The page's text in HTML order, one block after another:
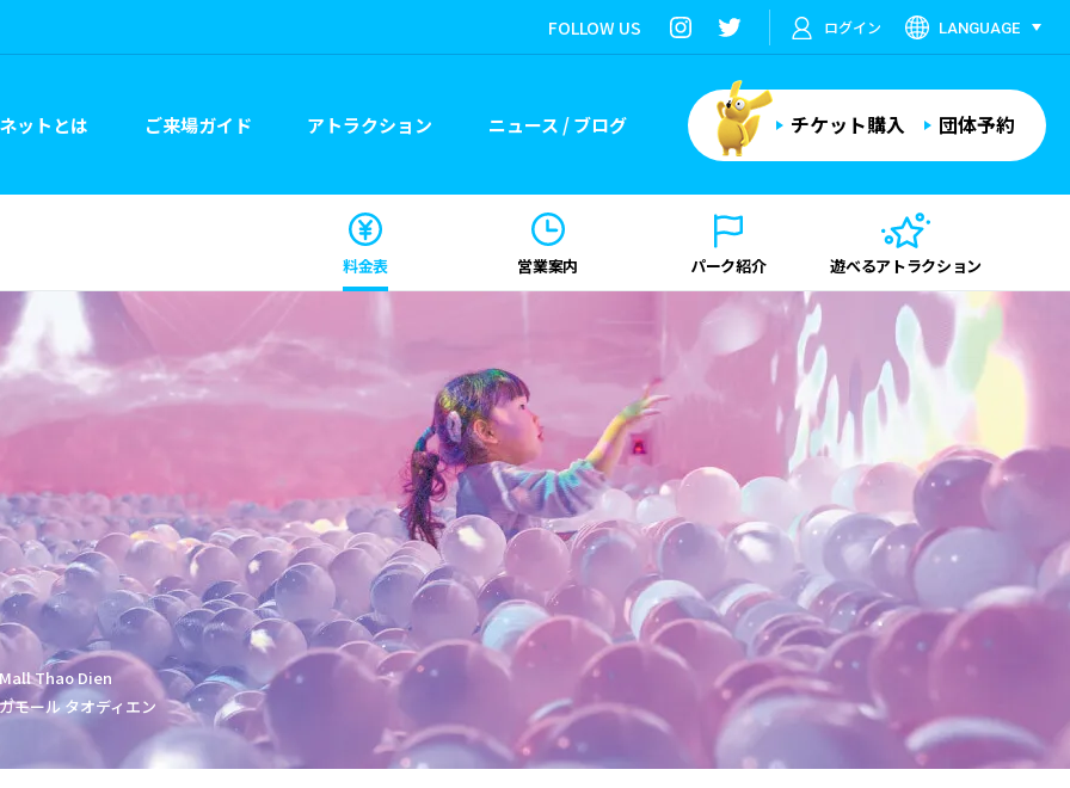
FOLLOW US ログイン LANGUAGE
ットとは ご来場ガイド アトラクション ニュース / ブログ チケット購入 団体予約
料金表 営業案内 パーク紹介 遊べるアトラクション
Thao Dien
モール タオディエン